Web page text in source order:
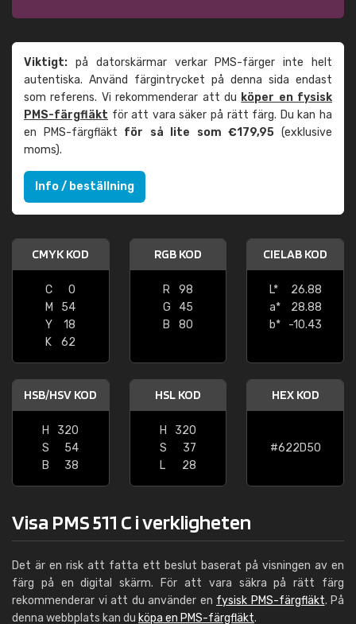
Viktigt: på datorskärmar verkar PMS-färger inte helt
autentiska. Använd färgintrycket på denna sida endast
som referens. Vi rekommenderar att du köper en fysisk
PMS-färgfläkt för att vara säker på rätt färg. Du kan ha
en PMS-färgfläkt för så lite som €179,95 (exklusive
moms).
Info / beställning
CMYK KOD
C
0
M
54
Y
18
K
62
RGB KOD
R
98
G
45
B
80
CIELAB KOD
L*
26.88
a*
28.88
b*
-10.43
HSB/HSV KOD
H
320
S
54
B
38
HSL KOD
H
320
S
37
L
28
HEX KOD
#622D50
Visa PMS 511 C i verkligheten
Det är en risk att fatta ett beslut baserat på visningen av en
färg på en digital skärm. För att vara säkra på rätt färg
rekommenderar vi att du använder en fysisk PMS-färgfläkt. På
denna webbplats kan du köpa en PMS-färgfläkt.